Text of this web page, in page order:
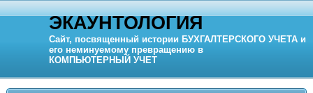
ЭКАУНТОЛОГИЯ
Сайт, посвященный истории БУХГАЛТЕРСКОГО УЧЕТА и
его неминуемому превращению в
КОМПЬЮТЕРНЫЙ УЧЕТ